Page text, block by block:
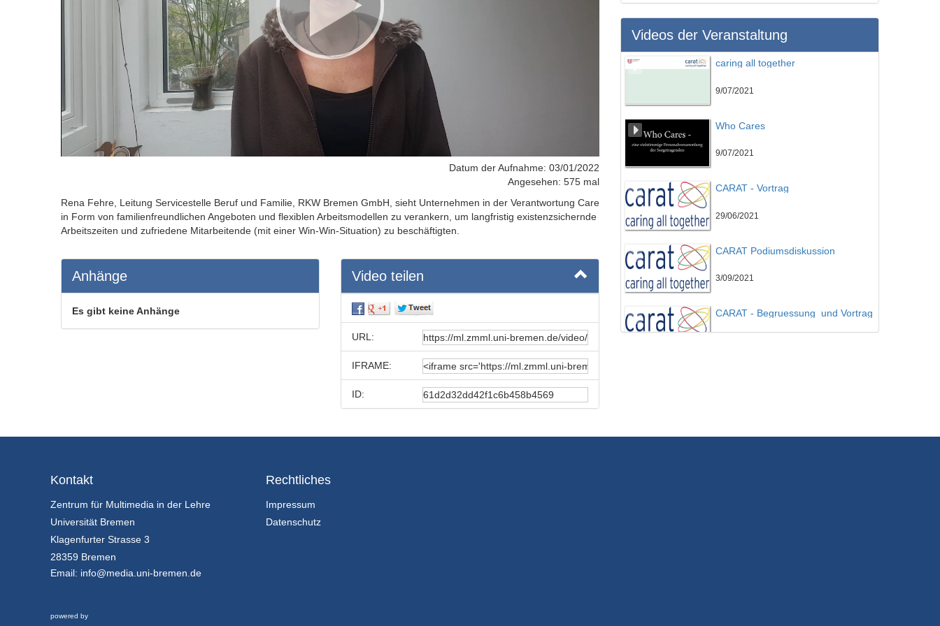
Datum der Aufnahme: 03/01/2022
Angesehen: 575 mal
Rena Fehre, Leitung Servicestelle Beruf und Familie, RKW Bremen GmbH, sieht Unternehmen in der Verantwortung Care
in Form von familienfreundlichen Angeboten und flexiblen Arbeitsmodellen zu verankern, um langfristig existenzsichernde
Arbeitszeiten und zufriedene Mitarbeitende (mit einer Win-Win-Situation) zu beschäftigten.
Anhänge
Es gibt keine Anhänge
Video teilen
URL:
IFRAME:
ID:
Videos der Veranstaltung
caring all together
9/07/2021
Who Cares
9/07/2021
CARAT - Vortrag
29/06/2021
CARAT Podiumsdiskussion
3/09/2021
CARAT - Begruessung_und Vortrag
01 - Clara Friedrich
Kontakt
Zentrum für Multimedia in der Lehre
Universität Bremen
Klagenfurter Strasse 3
28359 Bremen
Email: info@media.uni-bremen.de
Rechtliches
Impressum
Datenschutz
powered by